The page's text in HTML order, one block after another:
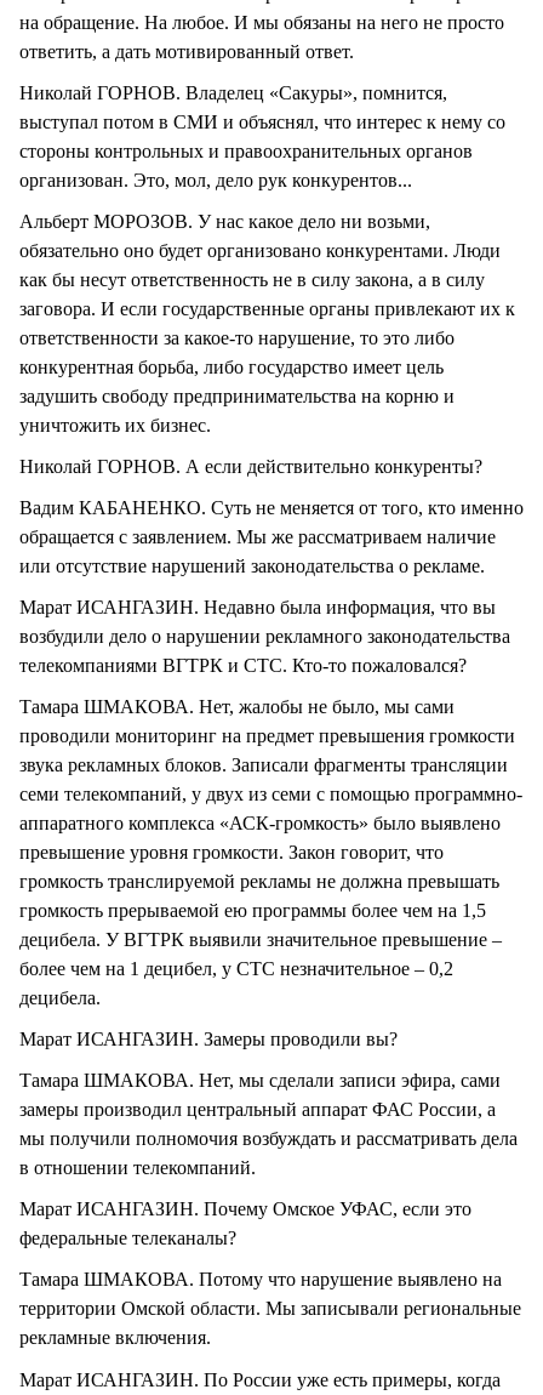
на обращение. На любое. И мы обязаны на него не просто
ответить, а дать мотивированный ответ.
Николай ГОРНОВ. Владелец «Сакуры», помнится,
выступал потом в СМИ и объяснял, что интерес к нему со
стороны контрольных и правоохранительных органов
организован. Это, мол, дело рук конкурентов...
Альберт МОРОЗОВ. У нас какое дело ни возьми,
обязательно оно будет организовано конкурентами. Люди
как бы несут ответственность не в силу закона, а в силу
заговора. И если государственные органы привлекают их к
ответственности за какое-то нарушение, то это либо
конкурентная борьба, либо государство имеет цель
задушить свободу предпринимательства на корню и
уничтожить их бизнес.
Николай ГОРНОВ. А если действительно конкуренты?
Вадим КАБАНЕНКО. Суть не меняется от того, кто именно
обращается с заявлением. Мы же рассматриваем наличие
или отсутствие нарушений законодательства о рекламе.
Марат ИСАНГАЗИН. Недавно была информация, что вы
возбудили дело о нарушении рекламного законодательства
телекомпаниями ВГТРК и СТС. Кто-то пожаловался?
Тамара ШМАКОВА. Нет, жалобы не было, мы сами
проводили мониторинг на предмет превышения громкости
звука рекламных блоков. Записали фрагменты трансляции
семи телекомпаний, у двух из семи с помощью программно-
аппаратного комплекса «АСК-громкость» было выявлено
превышение уровня громкости. Закон говорит, что
громкость транслируемой рекламы не должна превышать
громкость прерываемой ею программы более чем на 1,5
децибела. У ВГТРК выявили значительное превышение –
более чем на 1 децибел, у СТС незначительное – 0,2
децибела.
Марат ИСАНГАЗИН. Замеры проводили вы?
Тамара ШМАКОВА. Нет, мы сделали записи эфира, сами
замеры производил центральный аппарат ФАС России, а
мы получили полномочия возбуждать и рассматривать дела
в отношении телекомпаний.
Марат ИСАНГАЗИН. Почему Омское УФАС, если это
федеральные телеканалы?
Тамара ШМАКОВА. Потому что нарушение выявлено на
территории Омской области. Мы записывали региональные
рекламные включения.
Марат ИСАНГАЗИН. По России уже есть примеры, когда